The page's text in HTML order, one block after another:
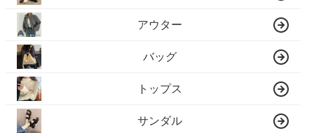
アウター
バッグ
トップス
サンダル